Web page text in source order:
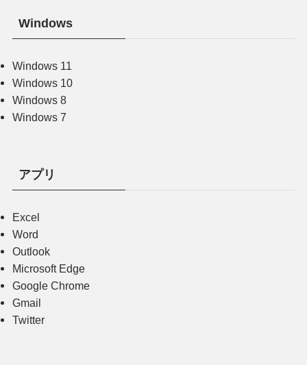
Windows
Windows 11
Windows 10
Windows 8
Windows 7
アプリ
Excel
Word
Outlook
Microsoft Edge
Google Chrome
Gmail
Twitter